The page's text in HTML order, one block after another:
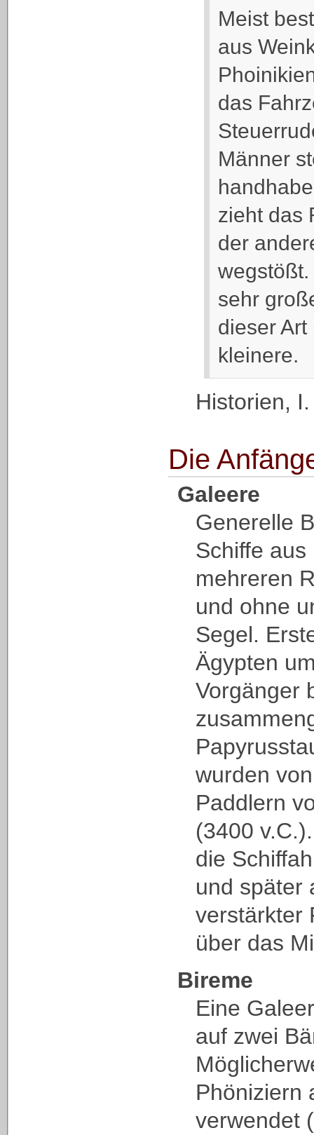
Meist
aus
das
Männer
zieht das
der
sehr
dieser
kleinere.
Historien,
Die
Galeere
Generelle
Schiffe aus
mehreren
und ohne
Segel.
Ägypten
Vorgänger
wurden
Paddlern
(3400
die
und später
verstärkter
über das
Bireme
Eine
auf zwei
Phöniziern
verwendet